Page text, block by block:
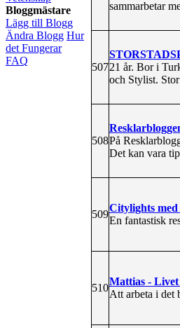
Bloggmästare
Lägg till Blogg
Ändra Blogg Hur
det Fungerar
FAQ
sammarbetar
50721 år. Bor i
och Stylist.
508På
Det kan vara
509
Citylights
En fantastisk
510
Mattias -
Att arbeta i det